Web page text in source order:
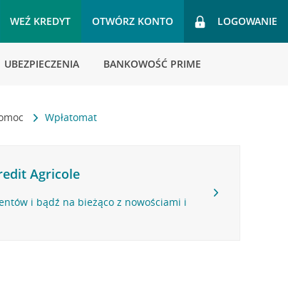
WEŹ KREDYT OTWÓRZ KONTO LOGOWANIE
UBEZPIECZENIA BANKOWOŚĆ PRIME
Wpłatomat
Agricole
i bądź na bieżąco z nowościami i